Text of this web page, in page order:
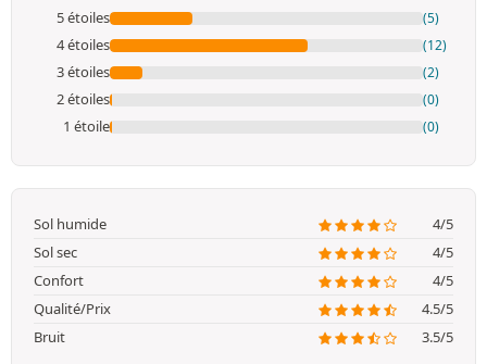
5 étoiles (5)
4 étoiles (12)
3 étoiles (2)
2 étoiles (0)
1 étoile (0)
Sol humide
4/5
Sol sec
4/5
Confort
4/5
Qualité/Prix
4.5/5
Bruit
3.5/5